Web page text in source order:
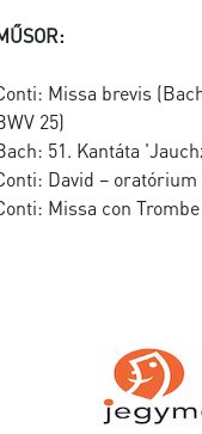
Missa brevis
25)
51. Kantáta
David – oratórium
Missa con Trombe